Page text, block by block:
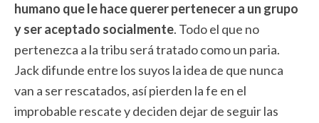
humano que le hace querer pertenecer a un grupo
y ser aceptado socialmente. Todo el que no
pertenezca a la tribu será tratado como un paria.
Jack difunde entre los suyos la idea de que nunca
van a ser rescatados, así pierden la fe en el
improbable rescate y deciden dejar de seguir las